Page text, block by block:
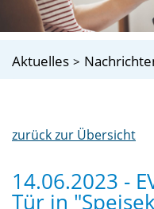
Aktuelles
zurück zur Übersicht
14.06.2023 -
Tür in